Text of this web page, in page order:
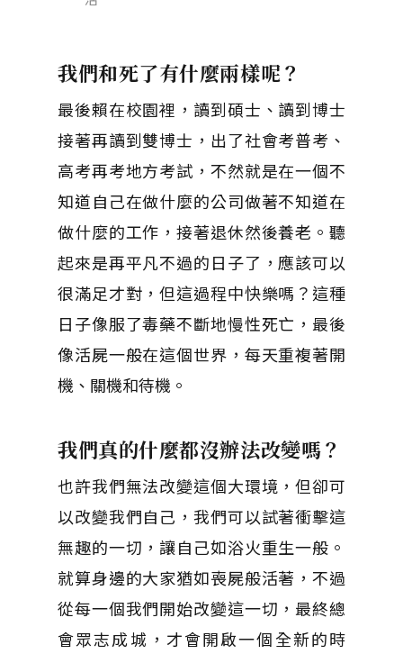
我們和死了有什麼兩樣呢？
最後賴在校園裡，讀到碩士、讀到博士
接著再讀到雙博士，出了社會考普考、
高考再考地方考試，不然就是在一個不
知道自己在做什麼的公司做著不知道在
做什麼的工作，接著退休然後養老。聽
起來是再平凡不過的日子了，應該可以
很滿足才對，但這過程中快樂嗎？這種
日子像服了毒藥不斷地慢性死亡，最後
像活屍一般在這個世界，每天重複著開
機、關機和待機。
我們真的什麼都沒辦法改變嗎？
也許我們無法改變這個大環境，但卻可
以改變我們自己，我們可以試著衝擊這
無趣的一切，讓自己如浴火重生一般。
就算身邊的大家猶如喪屍般活著，不過
從每一個我們開始改變這一切，最終總
會眾志成城，才會開啟一個全新的時